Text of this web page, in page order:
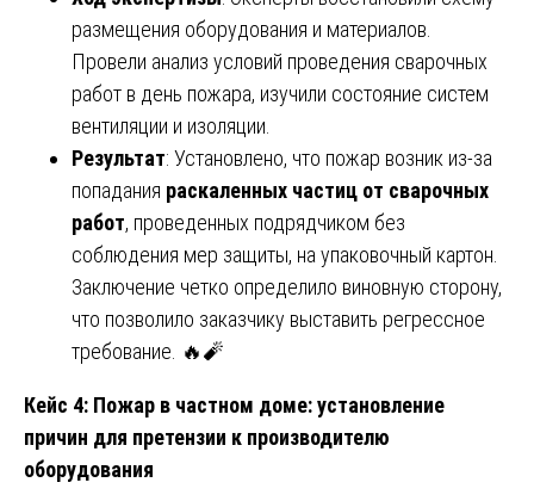
размещения оборудования и материалов.
Провели анализ условий проведения сварочных
работ в день пожара, изучили состояние систем
вентиляции и изоляции.
Результат: Установлено, что пожар возник из-за
попадания раскаленных частиц от сварочных
работ, проведенных подрядчиком без
соблюдения мер защиты, на упаковочный картон.
Заключение четко определило виновную сторону,
что позволило заказчику выставить регрессное
требование. 🔥🧨
Кейс 4: Пожар в частном доме: установление
причин для претензии к производителю
оборудования